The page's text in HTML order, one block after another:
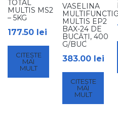
TOTAL
MULTIS MS2
– 5KG
177.50 lei
CITEȘTE
MAI
MULT
VASELINA
MULTIS EP2
BAX-24 DE
BUCĂȚI, 400
G/BUC
383.00 lei
CITEȘTE
MAI
MULT